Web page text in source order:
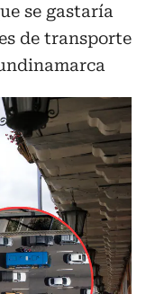
se gastaría
de transporte